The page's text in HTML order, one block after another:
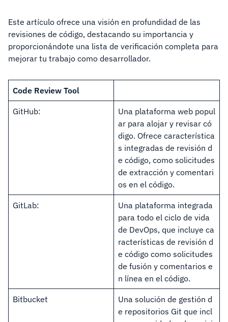
Este artículo ofrece una visión en profundidad de las
revisiones de código, destacando su importancia y
proporcionándote una lista de verificación completa para
mejorar tu trabajo como desarrollador.
Code Review Tool
GitHub:
Una plataforma web popul
ar para alojar y revisar có
digo. Ofrece característica
s integradas de revisión d
e código, como solicitudes
de extracción y comentari
os en el código.
GitLab:
Una plataforma integrada
para todo el ciclo de vida
de DevOps, que incluye ca
racterísticas de revisión d
e código como solicitudes
de fusión y comentarios e
n línea en el código.
Bitbucket
Una solución de gestión d
e repositorios Git que incl